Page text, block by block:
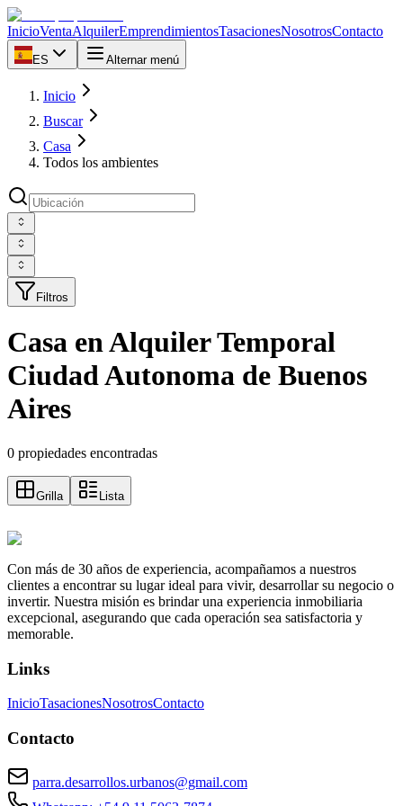
InicioVentaAlquilerEmprendimientosTasacionesNosotrosContacto
ES Alternar menú
Inicio
Buscar
Casa
Todos los ambientes
Filtros
Casa en Alquiler Temporal
Ciudad Autonoma de Buenos
Aires
0 propiedades encontradas
Grilla Lista
Con más de 30 años de experiencia, acompañamos a nuestros
clientes a encontrar su lugar ideal para vivir, desarrollar su negocio o
invertir. Nuestra misión es brindar una experiencia inmobiliaria
excepcional, asegurando que cada operación sea satisfactoria y
memorable.
Links
InicioTasacionesNosotrosContacto
Contacto
parra.desarrollos.urbanos@gmail.com